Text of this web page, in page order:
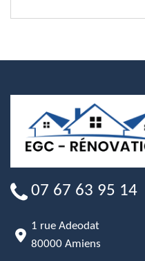
07 67 63 95 14
1 rue Adeodat
80000 Amiens